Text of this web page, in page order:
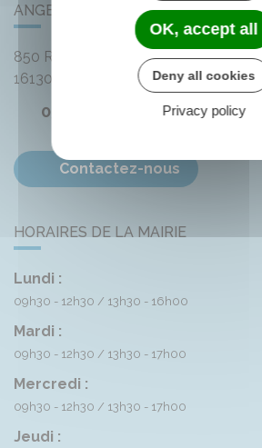
ANGEAC-CHAMPAGNE
850 Rue des Distilleries
16130
Angeac-Champagne
05 45 83 74 42
Contactez-nous
HORAIRES DE LA MAIRIE
Lundi :
09h30 - 12h30 13h30 - 16h00
Mardi :
09h30 - 12h30 13h30 - 17h00
Mercredi :
09h30 - 12h30 13h30 - 17h00
Jeudi :
OK, accept all
Deny all cookies
Privacy policy